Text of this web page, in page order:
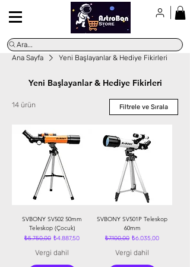
Ara...
Ana Sayfa
Yeni Başlayanlar & Hediye Fikirleri
Yeni Başlayanlar & Hediye Fikirleri
14 ürün Filtrele ve Sırala
SVBONY SV502 50mm
Teleskop (Çocuk)
Normal Fiyat
₺5.750,00 İndirimli Fiyat
₺4.887,50
Vergi dahil
SVBONY SV501P Teleskop
60mm
Normal Fiyat
₺7.100,00 İndirimli Fiyat
₺6.035,00
Vergi dahil